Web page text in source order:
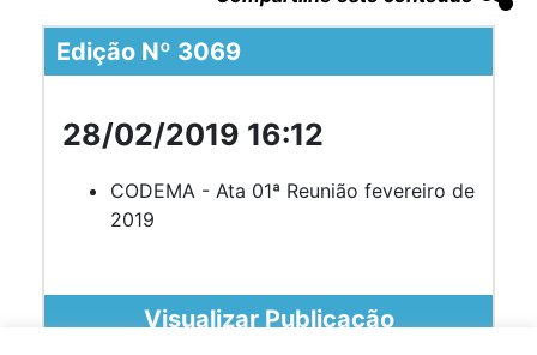
Edição Nº 3069
28/02/2019 16:12
CODEMA - Ata 01ª Reunião fevereiro de
2019
Visualizar Publicação